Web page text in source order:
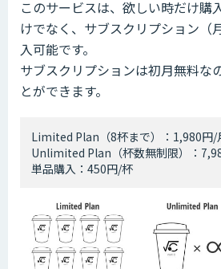
このサービスは、欲しい時だけ購
けでなく、サブスクリプション（
入可能です。
サブスクリプションは初月無料な
とができます。
Limited Plan（8杯まで）：1,980円/
Unlimited Plan（杯数無制限）：
単品購入：450円/杯